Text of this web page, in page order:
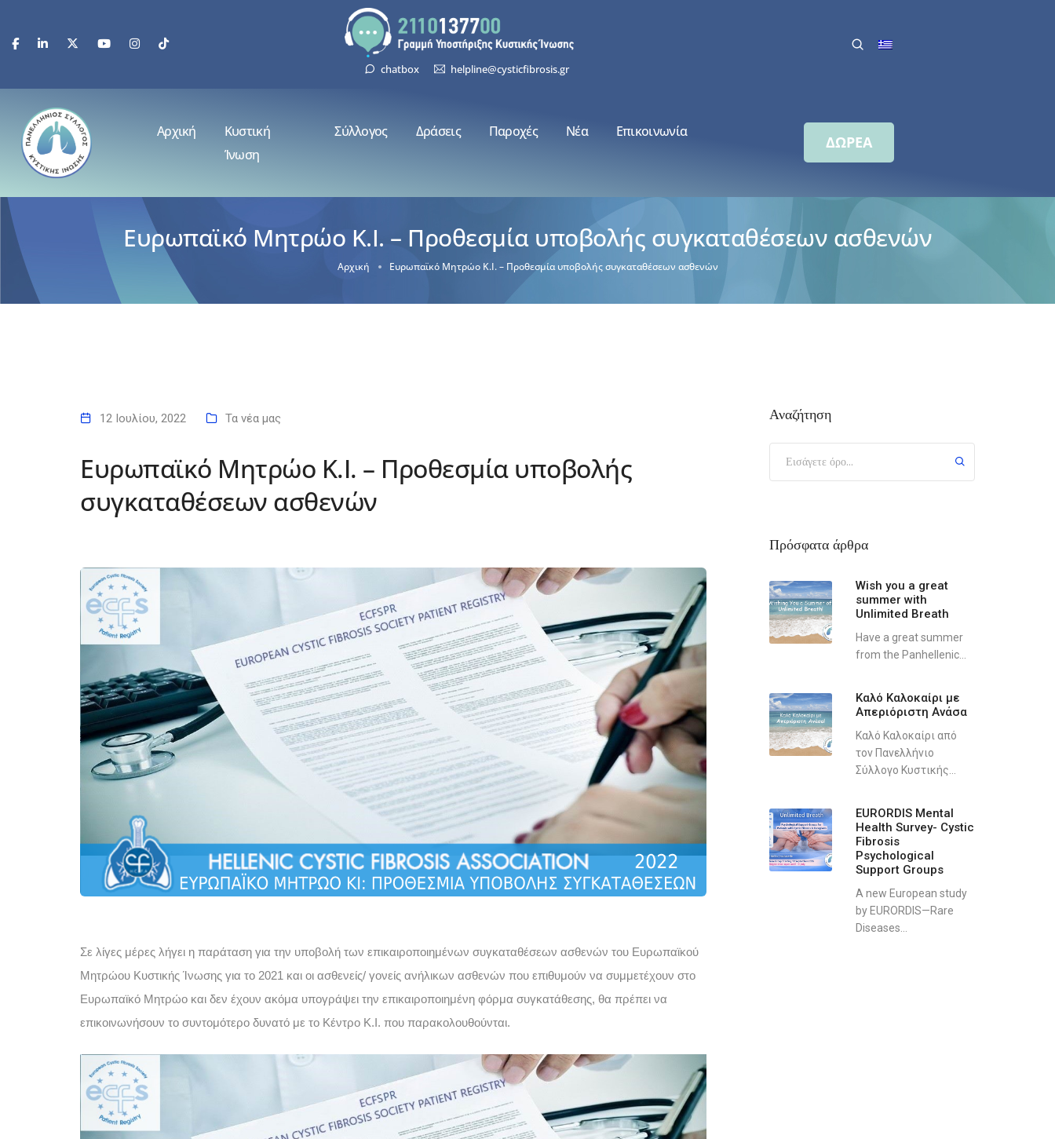
chatbox helpline@cysticfibrosis.gr
Αρχική
Κυστική
Ίνωση
Σύλλογος Δράσεις Παροχές Νέα Επικοινωνία
ΔΩΡΕΑ
Ευρωπαϊκό Μητρώο Κ.Ι. – Προθεσμία υποβολής συγκαταθέσεων ασθενών
Αρχική Ευρωπαϊκό Μητρώο Κ.Ι. – Προθεσμία υποβολής συγκαταθέσεων ασθενών
12 Ιουλίου, 2022 Τα νέα μας
Ευρωπαϊκό Μητρώο Κ.Ι. – Προθεσμία υποβολής
συγκαταθέσεων ασθενών
Σε λίγες μέρες λήγει η παράταση για την υποβολή των επικαιροποιημένων συγκαταθέσεων ασθενών του Ευρωπαϊκού
Μητρώου Κυστικής Ίνωσης για το 2021 και οι ασθενείς/ γονείς ανήλικων ασθενών που επιθυμούν να συμμετέχουν στο
Ευρωπαϊκό Μητρώο και δεν έχουν ακόμα υπογράψει την επικαιροποιημένη φόρμα συγκατάθεσης, θα πρέπει να
επικοινωνήσουν το συντομότερο δυνατό με το Κέντρο Κ.Ι. που παρακολουθούνται.
Αναζήτηση
Πρόσφατα άρθρα
Wish you a great
summer with
Unlimited Breath
Have a great summer
from the Panhellenic...
Καλό Καλοκαίρι με
Απεριόριστη Ανάσα
Καλό Καλοκαίρι από
τον Πανελλήνιο
Σύλλογο Κυστικής...
EURORDIS Mental
Health Survey- Cystic
Fibrosis
Psychological
Support Groups
A new European study
by EURORDIS—Rare
Diseases...